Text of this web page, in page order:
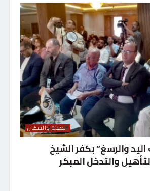
الصحة والسكان
والرسغ” بكفر الشيخ
والتدخل المبكر